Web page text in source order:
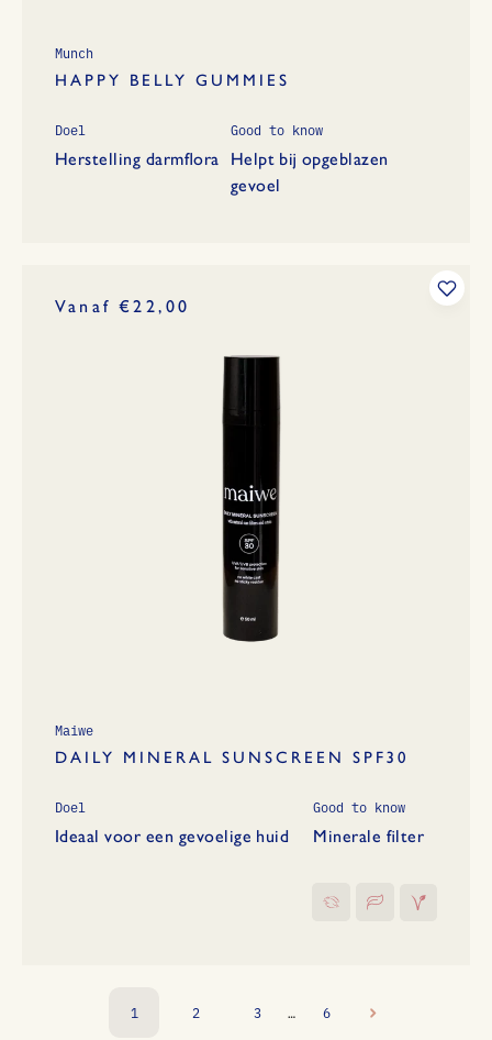
Munch
HAPPY BELLY GUMMIES
Doel
Herstelling darmflora
Good to know
Helpt bij opgeblazen
gevoel
Maiwe
DAILY MINERAL SUNSCREEN SPF30
Vanaf €22,00
Doel
Ideaal voor een gevoelige huid
Good to know
Minerale filter
1 2 3 … 6